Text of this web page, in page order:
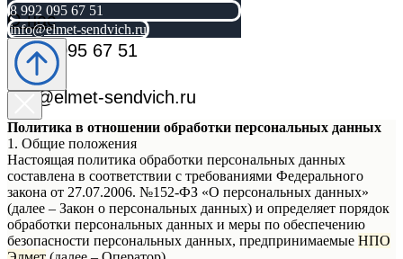
О нас
8 992 095 67 51
info@elmet-sendvich.ru
8 992 095 67 51
info@elmet-sendvich.ru
Политика в отношении обработки персональных данных
1. Общие положения
Настоящая политика обработки персональных данных
составлена в соответствии с требованиями Федерального
закона от 27.07.2006. №152-ФЗ «О персональных данных»
(далее – Закон о персональных данных) и определяет порядок
обработки персональных данных и меры по обеспечению
безопасности персональных данных, предпринимаемые НПО